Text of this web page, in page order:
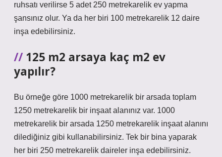
ruhsatı verilirse 5 adet 250 metrekarelik ev yapma
şansınız olur. Ya da her biri 100 metrekarelik 12 daire
inşa edebilirsiniz.
125 m2 arsaya kaç m2 ev
yapılır?
Bu örneğe göre 1000 metrekarelik bir arsada toplam
1250 metrekarelik bir inşaat alanınız var. 1000
metrekarelik bir arsada 1250 metrekarelik inşaat alanını
dilediğiniz gibi kullanabilirsiniz. Tek bir bina yaparak
her biri 250 metrekarelik daireler inşa edebilirsiniz.